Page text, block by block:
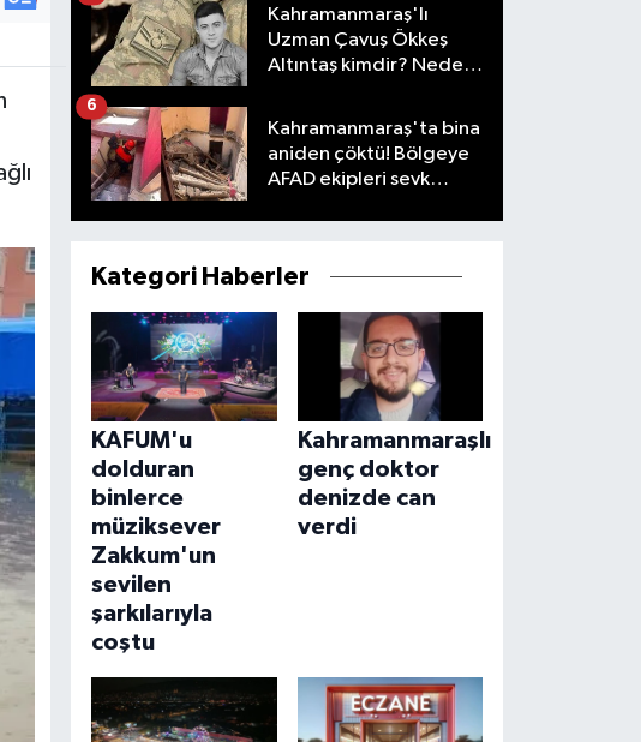
Kahramanmaraş'lı
Uzman Çavuş Ökkeş
Altıntaş kimdir? Neden
Kahramanmaraş'ta bina
aniden çöktü! Bölgeye
AFAD ekipleri sevk
6
Kategori Haberler
KAFUM'u
dolduran
binlerce
müziksever
Zakkum'un
sevilen
şarkılarıyla
coştu
Kahramanmaraşlı
genç doktor
denizde can
verdi